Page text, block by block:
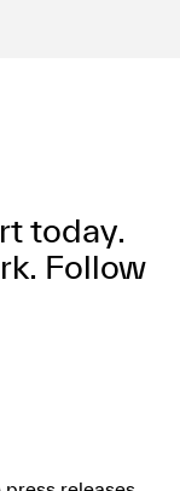
today.
Follow